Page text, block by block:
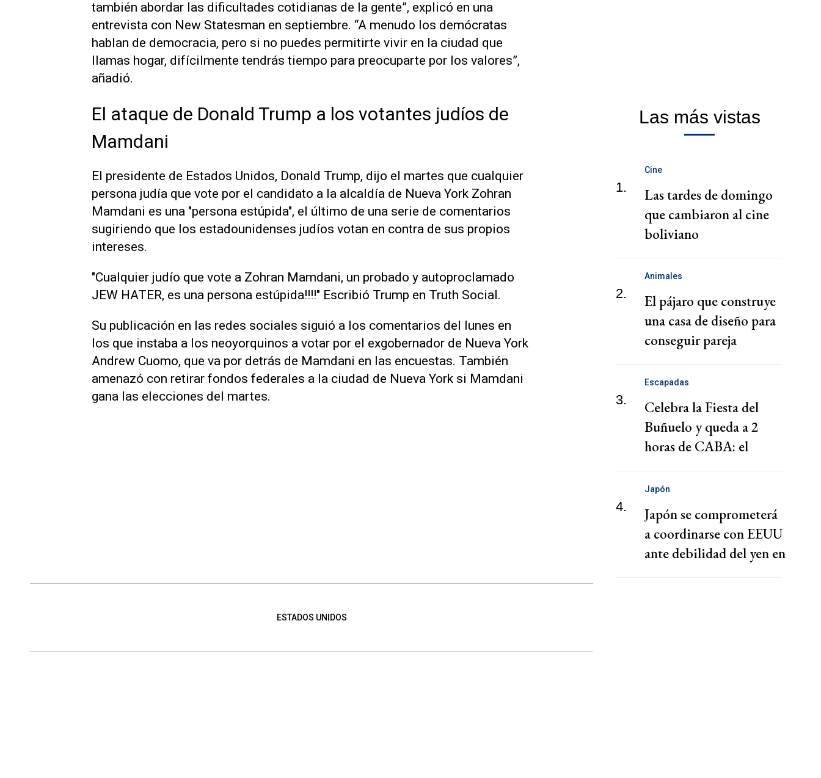
también abordar las dificultades cotidianas de la gente”, explicó en una
entrevista con New Statesman en septiembre. “A menudo los demócratas
hablan de democracia, pero si no puedes permitirte vivir en la ciudad que
llamas hogar, difícilmente tendrás tiempo para preocuparte por los valores”,
añadió.
El ataque de Donald Trump a los votantes judíos de
Mamdani
El presidente de Estados Unidos, Donald Trump, dijo el martes que cualquier
persona judía que vote por el candidato a la alcaldía de Nueva York Zohran
Mamdani es una "persona estúpida", el último de una serie de comentarios
sugiriendo que los estadounidenses judíos votan en contra de sus propios
intereses.
"Cualquier judío que vote a Zohran Mamdani, un probado y autoproclamado
JEW HATER, es una persona estúpida!!!!" Escribió Trump en Truth Social.
Su publicación en las redes sociales siguió a los comentarios del lunes en
los que instaba a los neoyorquinos a votar por el exgobernador de Nueva York
Andrew Cuomo, que va por detrás de Mamdani en las encuestas. También
amenazó con retirar fondos federales a la ciudad de Nueva York si Mamdani
gana las elecciones del martes.
ESTADOS UNIDOS
Las más vistas
1.
Cine
Las tardes de domingo
que cambiaron al cine
boliviano
2.
Animales
El pájaro que construye
una casa de diseño para
conseguir pareja
3.
Escapadas
Celebra la Fiesta del
Buñuelo y queda a 2
horas de CABA: el
4.
Japón
Japón se comprometerá
a coordinarse con EEUU
ante debilidad del yen en